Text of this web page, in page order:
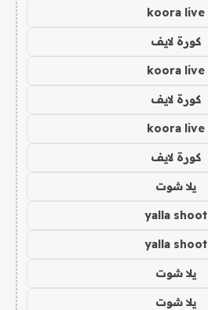
koora live
كورة لايف
koora live
كورة لايف
koora live
كورة لايف
يلا شوت
yalla shoot
yalla shoot
يلا شوت
يلا شوت